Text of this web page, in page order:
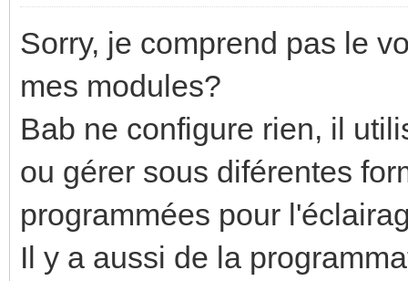
Sorry, je comprend pas le
mes modules?
Bab ne configure rien, il
ou gérer sous diférentes
programmées pour
Il y a aussi de la